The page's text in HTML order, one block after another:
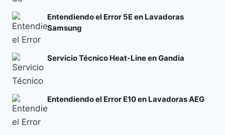
Entendiendo el Error 5E en Lavadoras
Samsung
Servicio Técnico Heat-Line en Gandia
Entendiendo el Error E10 en Lavadoras AEG